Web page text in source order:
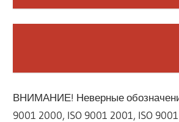
ВНИМАНИЕ! Неверные
9001 2000, ISO 9001 2001, ISO